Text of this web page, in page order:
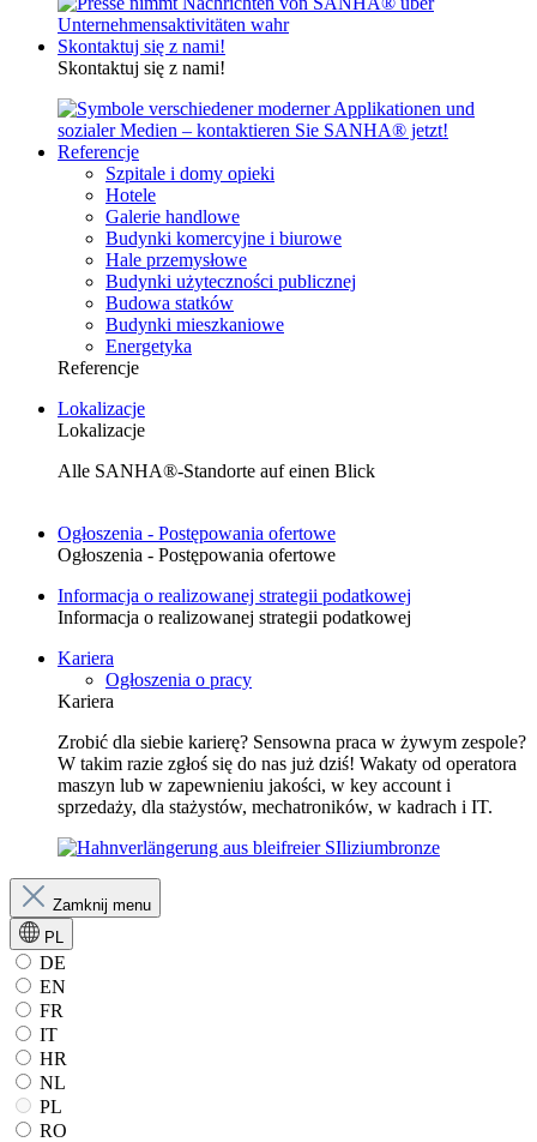
Skontaktuj się z nami!
Skontaktuj się z nami!
Referencje
Szpitale i domy opieki
Hotele
Galerie handlowe
Budynki komercyjne i biurowe
Hale przemysłowe
Budynki użyteczności publicznej
Budowa statków
Budynki mieszkaniowe
Energetyka
Referencje
Lokalizacje
Lokalizacje
Alle SANHA®-Standorte auf einen Blick
Ogłoszenia - Postępowania ofertowe
Ogłoszenia - Postępowania ofertowe
Informacja o realizowanej strategii podatkowej
Informacja o realizowanej strategii podatkowej
Kariera
Ogłoszenia o pracy
Kariera
Zrobić dla siebie karierę? Sensowna praca w żywym zespole?
W takim razie zgłoś się do nas już dziś! Wakaty od operatora
maszyn lub w zapewnieniu jakości, w key account i
sprzedaży, dla stażystów, mechatroników, w kadrach i IT.
Zamknij menu
PL
DE
EN
FR
IT
HR
NL
PL
RO